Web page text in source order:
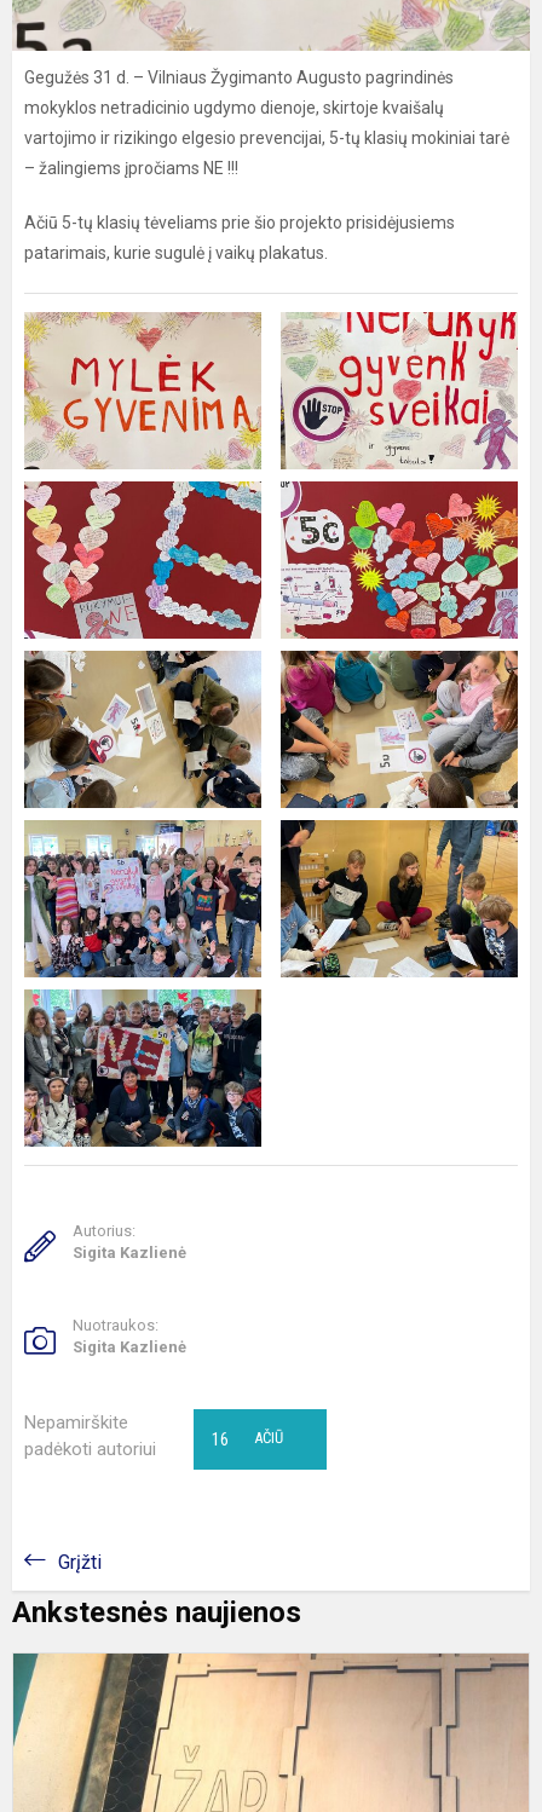
Gegužės 31 d. – Vilniaus Žygimanto Augusto pagrindinės
mokyklos netradicinio ugdymo dienoje, skirtoje kvaišalų
vartojimo ir rizikingo elgesio prevencijai, 5-tų klasių mokiniai tarė
– žalingiems įpročiams NE !!!
Ačiū 5-tų klasių tėveliams prie šio projekto prisidėjusiems
patarimais, kurie sugulė į vaikų plakatus.
Autorius:
Sigita Kazlienė
Nuotraukos:
Sigita Kazlienė
Nepamirškite
padėkoti autoriui
AČIŪ
16
Grįžti
Ankstesnės naujienos